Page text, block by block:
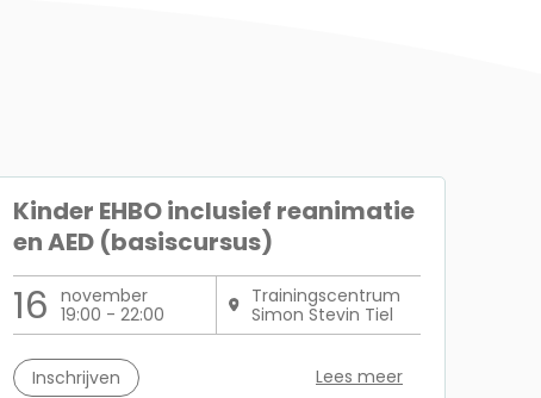
Kinder EHBO inclusief reanimatie
en AED (basiscursus)
16 november
19:00 - 22:00
Trainingscentrum
Simon Stevin Tiel
Inschrijven Lees meer